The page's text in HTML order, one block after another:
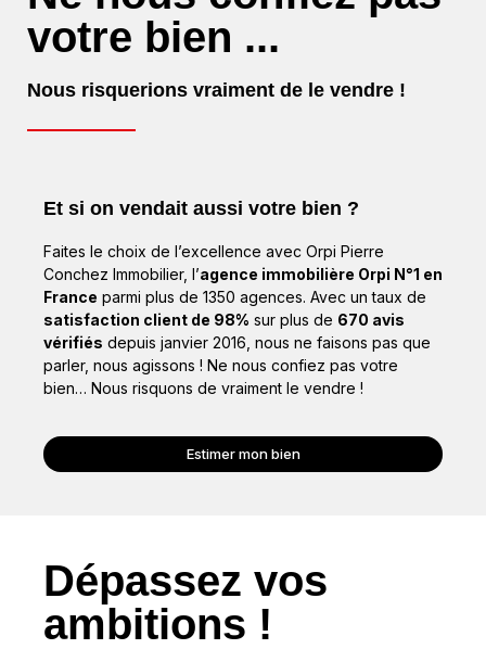
votre bien ...
Nous risquerions vraiment de le vendre !
Et si on vendait aussi votre bien ?
Faites le choix de l’excellence avec Orpi Pierre
Conchez Immobilier, l’agence immobilière Orpi N°1 en
France parmi plus de 1350 agences. Avec un taux de
satisfaction client de 98% sur plus de 670 avis
vérifiés depuis janvier 2016, nous ne faisons pas que
parler, nous agissons ! Ne nous confiez pas votre
bien… Nous risquons de vraiment le vendre !
Estimer mon bien
Dépassez vos
ambitions !